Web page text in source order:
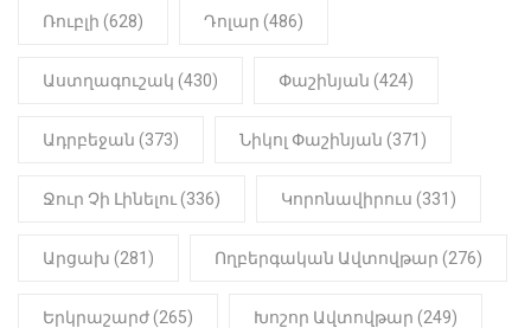
Նիկոլ Փաշինյան
ԻՐԱԴԱՐՁԱՅԻՆ 22:01
մանկապղծության համար
մարմինը
Ռուբլի (628) Դոլար (486)
Աստղագուշակ (430) Փաշինյան (424)
Ադրբեջան (373) Նիկոլ Փաշինյան (371)
Ջուր Չի Լինելու (336) Կորոնավիրուս (331)
Արցախ (281) Ողբերգական Ավտովթար (276)
Երկրաշարժ (265) Խոշոր Ավտովթար (249)